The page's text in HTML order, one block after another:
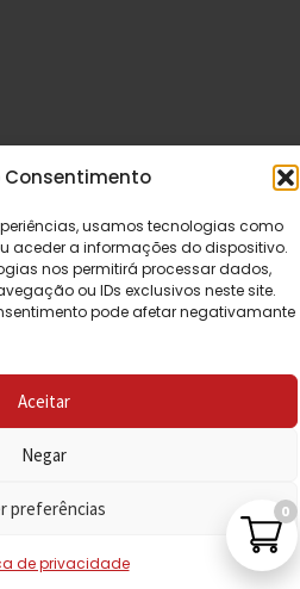
Consentimento
usamos tecnologias como
aceder a informações do dispositivo.
nos permitirá processar dados,
ou IDs exclusivos neste site.
pode afetar negativamante
Aceitar
Negar
preferências
de privacidade
de Emergência. Todos os
reservados.
0